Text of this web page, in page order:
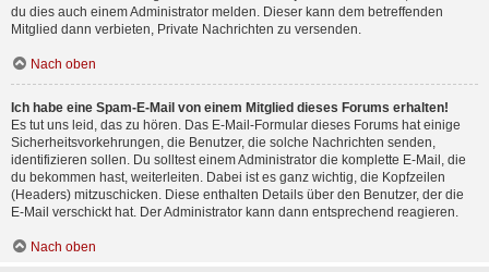
du dies auch einem Administrator melden. Dieser kann dem betreffenden
Mitglied dann verbieten, Private Nachrichten zu versenden.
Nach oben
Ich habe eine Spam-E-Mail von einem Mitglied dieses Forums erhalten!
Es tut uns leid, das zu hören. Das E-Mail-Formular dieses Forums hat einige
Sicherheitsvorkehrungen, die Benutzer, die solche Nachrichten senden,
identifizieren sollen. Du solltest einem Administrator die komplette E-Mail, die
du bekommen hast, weiterleiten. Dabei ist es ganz wichtig, die Kopfzeilen
(Headers) mitzuschicken. Diese enthalten Details über den Benutzer, der die
E-Mail verschickt hat. Der Administrator kann dann entsprechend reagieren.
Nach oben